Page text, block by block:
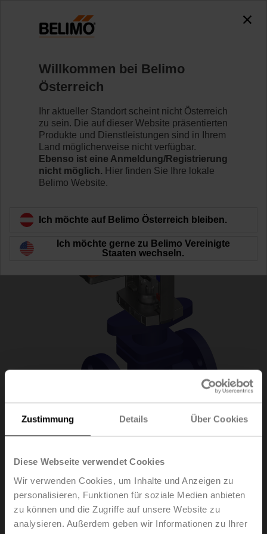
Zustimmung Details Über Cookies
Diese Webseite verwendet Cookies
Wir verwenden Cookies, um Inhalte und Anzeigen zu
personalisieren, Funktionen für soziale Medien anbieten
zu können und die Zugriffe auf unsere Website zu
analysieren. Außerdem geben wir Informationen zu Ihrer
H6020X6P3-S2/SVC24A-SR-TPC
Mehr erfahren
Zurück zur Produktkategorie
H6020X6P3-
S2/SVC24A-SR-TPC
Willkommen bei Belimo
Österreich
Ihr aktueller Standort scheint nicht Österreich
zu sein. Die auf dieser Website präsentierten
Produkte und Dienstleistungen sind in Ihrem
Land möglicherweise nicht verfügbar.
Ebenso ist eine Anmeldung/Registrierung
nicht möglich. Hier finden Sie Ihre lokale
Belimo Website.
Ich möchte auf Belimo Österreich bleiben.
Ich möchte gerne zu Belimo Vereinigte
Staaten wechseln.